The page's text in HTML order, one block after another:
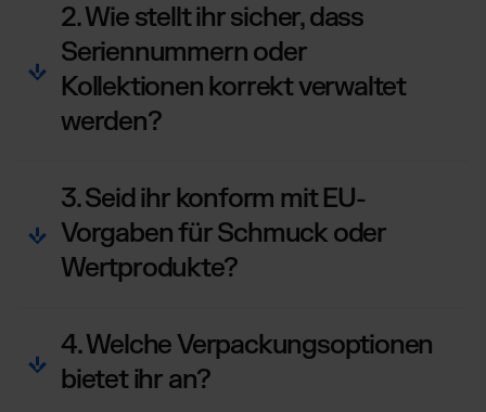
2. Wie stellt ihr sicher, dass
Seriennummern oder
Kollektionen korrekt verwaltet
werden?
3. Seid ihr konform mit EU-
Vorgaben für Schmuck oder
Wertprodukte?
4. Welche Verpackungsoptionen
bietet ihr an?